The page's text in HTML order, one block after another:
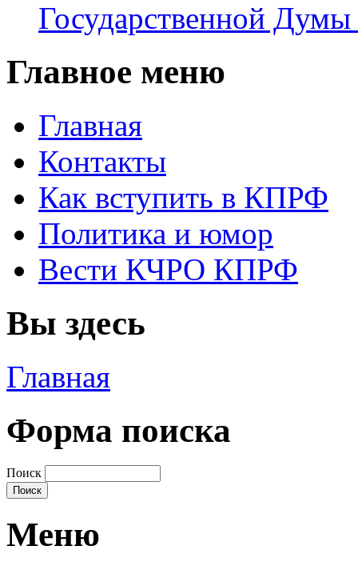
Государственной
Главное меню
Главная
Контакты
Как вступить в КПРФ
Политика и юмор
Вести КЧРО КПРФ
Вы здесь
Главная
Форма поиска
Поиск
Меню